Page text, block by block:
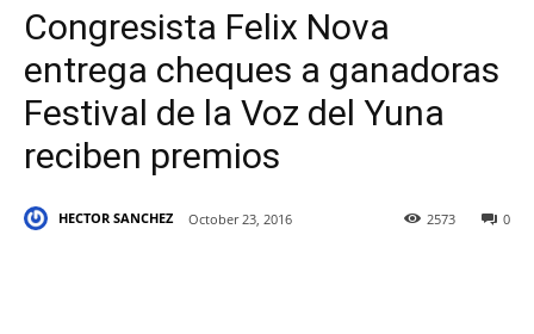
Congresista Felix Nova
entrega cheques a ganadoras
Festival de la Voz del Yuna
reciben premios
HECTOR SANCHEZ October 23, 2016 0
2573